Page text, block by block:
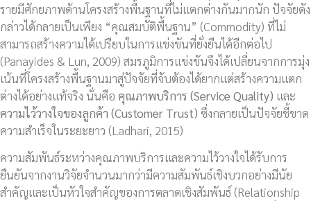
รายมีศักยภาพด้านโครงสร้างพื้นฐานที่ไม่แตกต่างกันมากนัก ปัจจัยดัง
กล่าวได้กลายเป็นเพียง “คุณสมบัติพื้นฐาน” (Commodity) ที่ไม่
สามารถสร้างความได้เปรียบในการแข่งขันที่ยั่งยืนได้อีกต่อไป
(Panayides & Lun, 2009) สมรภูมิการแข่งขันจึงได้เปลี่ยนจากการมุ่ง
เน้นที่โครงสร้างพื้นฐานมาสู่ปัจจัยที่จับต้องได้ยากแต่สร้างความแตก
ต่างได้อย่างแท้จริง นั่นคือ คุณภาพบริการ (Service Quality) และ
ความไว้วางใจของลูกค้า (Customer Trust) ซึ่งกลายเป็นปัจจัยชี้ขาด
ความสำเร็จในระยะยาว (Ladhari, 2015)
ความสัมพันธ์ระหว่างคุณภาพบริการและความไว้วางใจได้รับการ
ยืนยันจากงานวิจัยจำนวนมากว่ามีความสัมพันธ์เชิงบวกอย่างมีนัย
สำคัญและเป็นหัวใจสำคัญของการตลาดเชิงสัมพันธ์ (Relationship